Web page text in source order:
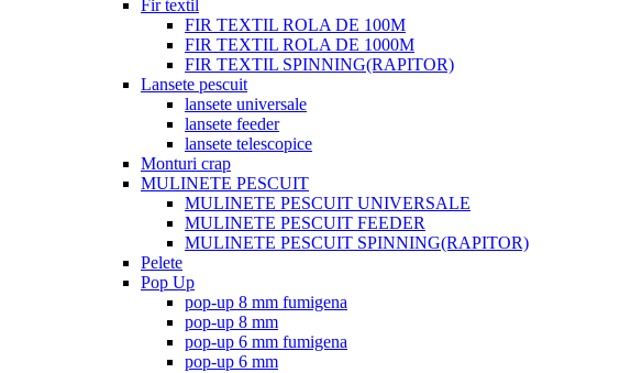
Fir textil
FIR TEXTIL ROLA DE 100M
FIR TEXTIL ROLA DE 1000M
FIR TEXTIL SPINNING(RAPITOR)
Lansete pescuit
lansete universale
lansete feeder
lansete telescopice
Monturi crap
MULINETE PESCUIT
MULINETE PESCUIT UNIVERSALE
MULINETE PESCUIT FEEDER
MULINETE PESCUIT SPINNING(RAPITOR)
Pelete
Pop Up
pop-up 8 mm fumigena
pop-up 8 mm
pop-up 6 mm fumigena
pop-up 6 mm